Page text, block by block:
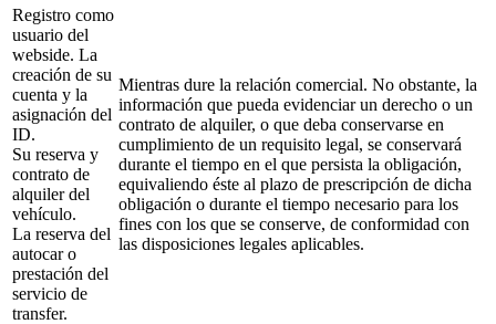
Registro como
usuario del
webside. La
creación de su
cuenta y la
asignación del
ID.
Su reserva y
contrato de
alquiler del
vehículo.
La reserva del
autocar o
prestación del
servicio de
transfer.
Mientras dure la relación comercial. No obstante, la
información que pueda evidenciar un derecho o un
contrato de alquiler, o que deba conservarse en
cumplimiento de un requisito legal, se conservará
durante el tiempo en el que persista la obligación,
equivaliendo éste al plazo de prescripción de dicha
obligación o durante el tiempo necesario para los
fines con los que se conserve, de conformidad con
las disposiciones legales aplicables.